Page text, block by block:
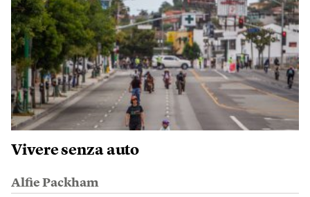
Vivere senza auto
Alfie Packham